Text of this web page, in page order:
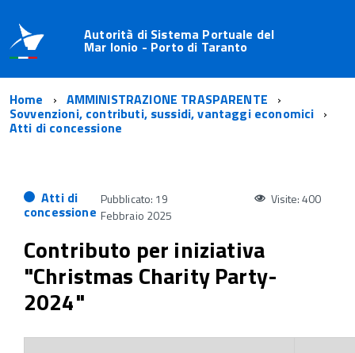
Autorità di Sistema Portuale del
Mar Ionio - Porto di Taranto
Home AMMINISTRAZIONE TRASPARENTE
Sovvenzioni, contributi, sussidi, vantaggi economici
Atti di concessione
Atti di
concessione
Pubblicato: 19
Febbraio 2025
Visite: 400
Contributo per iniziativa
"Christmas Charity Party-
2024"